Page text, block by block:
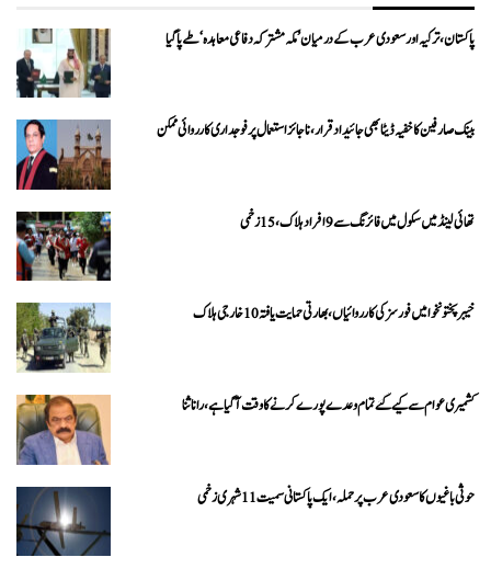
پاکستان، ترکیہ اور سعودی عرب کے درمیان ’مکہ مشترکہ دفاعی معاہدہ‘ طے پا گیا
بینک صارفین کا خفیہ ڈیٹا بھی جائیداد قرار، ناجائز استعمال پر فوجداری کارروائی ممکن
تھائی لینڈ میں سکول میں فائرنگ سے 9 افراد ہلاک، 15 زخمی
خیبرپختونخوا میں فورسز کی کارروائیاں، بھارتی حمایت یافتہ 10 خارجی ہلاک
کشمیری عوام سے کیے گئے تمام وعدے پورے کرنے کا وقت آ گیا ہے، رانا ثنا
حوثی باغیوں کا سعودی عرب پر حملہ، ایک پاکستانی سمیت 11 شہری زخمی